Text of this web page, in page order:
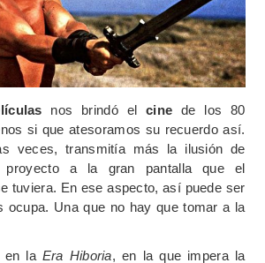
nos brindó el cine de los 80
si que atesoramos su recuerdo así.
veces, transmitía más la ilusión de
proyecto a la gran pantalla que el
tuviera. En ese aspecto, así puede ser
ocupa. Una que no hay que tomar a la
en la Era Hiboria, en la que impera la